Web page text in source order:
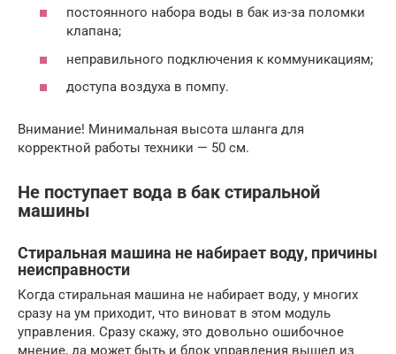
постоянного набора воды в бак из-за поломки
клапана;
неправильного подключения к коммуникациям;
доступа воздуха в помпу.
Внимание! Минимальная высота шланга для
корректной работы техники — 50 см.
Не поступает вода в бак стиральной
машины
Стиральная машина не набирает воду, причины
неисправности
Когда стиральная машина не набирает воду, у многих
сразу на ум приходит, что виноват в этом модуль
управления. Сразу скажу, это довольно ошибочное
мнение, да может быть и блок управления вышел из